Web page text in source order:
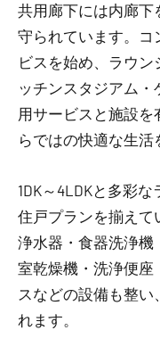
共用廊下には内廊下
守られています。コ
ビスを始め、ラウ
ッチンスタジアム
用サービスと施設
らではの快適な生活
1DK～4LDKと多彩
住戸プランを揃えて
浄水器・食器洗浄機
室乾燥機・洗浄便座
スなどの設備も整い
れます。